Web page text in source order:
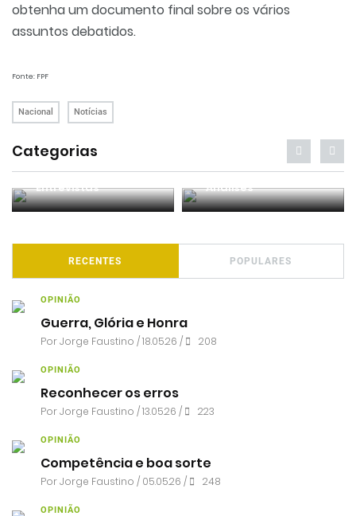
obtenha um documento final sobre os vários
assuntos debatidos.
Fonte: FPF
Nacional Notícias
Categorias
Entrevistas Análises
RECENTES POPULARES
OPINIÃO
Guerra, Glória e Honra
PorJorge Faustino / 18.05.26 / 208
OPINIÃO
Reconhecer os erros
PorJorge Faustino / 13.05.26 / 223
OPINIÃO
Competência e boa sorte
PorJorge Faustino / 05.05.26 / 248
OPINIÃO